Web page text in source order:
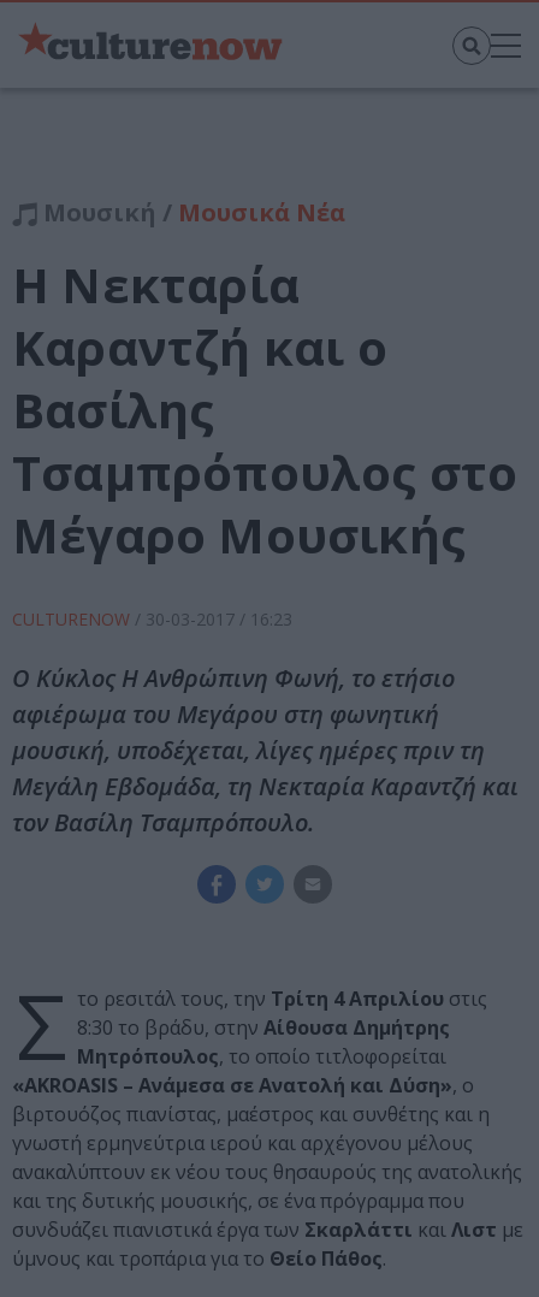
Μουσική / Μουσικά Νέα
Η Νεκταρία
Καραντζή και ο
Βασίλης
Τσαμπρόπουλος στο
Μέγαρο Μουσικής
CULTURENOW / 30-03-2017 / 16:23
Ο Κύκλος Η Ανθρώπινη Φωνή, το ετήσιο
αφιέρωμα του Μεγάρου στη φωνητική
μουσική, υποδέχεται, λίγες ημέρες πριν τη
Μεγάλη Εβδομάδα, τη Νεκταρία Καραντζή και
τον Βασίλη Τσαμπρόπουλο.
Σ το ρεσιτάλ τους, την Τρίτη 4 Απριλίου στις
8:30 το βράδυ, στην Αίθουσα Δημήτρης
Μητρόπουλος, το οποίο τιτλοφορείται
«AKROASIS – Aνάμεσα σε Ανατολή και Δύση», ο
βιρτουόζος πιανίστας, μαέστρος και συνθέτης και η
γνωστή ερμηνεύτρια ιερού και αρχέγονου μέλους
ανακαλύπτουν εκ νέου τους θησαυρούς της ανατολικής
και της δυτικής μουσικής, σε ένα πρόγραμμα που
συνδυάζει πιανιστικά έργα των Σκαρλάττι καιΛιστ με
ύμνους και τροπάρια για το Θείο Πάθος.